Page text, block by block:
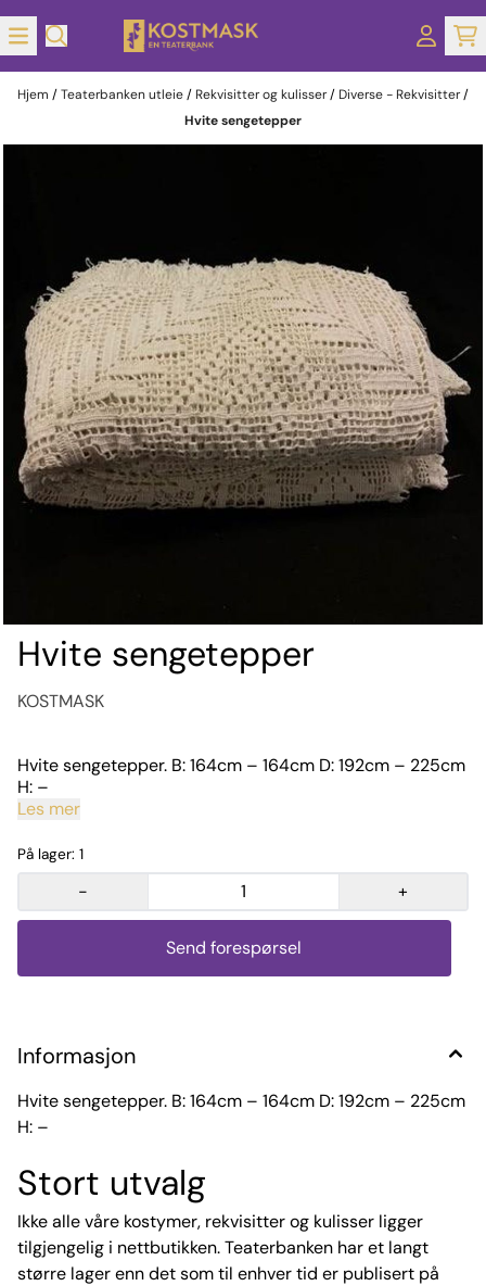
Hopp til innhold
Hjem /Teaterbanken utleie/ Rekvisitter og kulisser/ Diverse - Rekvisitter/
Hvite sengetepper
Hvite sengetepper
KOSTMASK
Hvite sengetepper. B: 164cm – 164cm D: 192cm – 225cm
H: –
Les mer
På lager: 1
- +
Send forespørsel
Informasjon
Hvite sengetepper. B: 164cm – 164cm D: 192cm – 225cm
H: –
Stort utvalg
Ikke alle våre kostymer, rekvisitter og kulisser ligger
tilgjengelig i nettbutikken. Teaterbanken har et langt
større lager enn det som til enhver tid er publisert på